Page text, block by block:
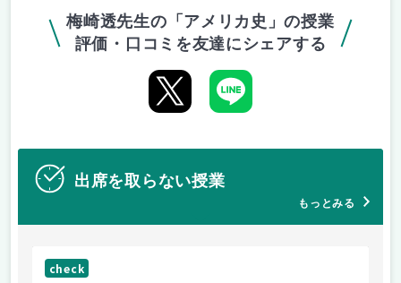
梅崎透先生の「アメリカ史」の授業
評価・口コミを友達にシェアする
出席を取らない授業
もっとみる
check